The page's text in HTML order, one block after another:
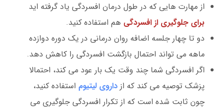
از مهارت هایی که در طول درمان افسردگی یاد گرفته اید
برای جلوگیری از افسردگی هم استفاده کنید.
دو تا چهار جلسه اضافه روان درمانی در یک دوره دوازده
ماهه می تواند احتمال بازگشت افسردگی را کاهش دهد.
اگر افسردگی شما چند وقت یک بار عود می کند، احتمالا
پزشک توصیه می کند که از داروی لیتیوم استفاده کنید،
چون ثابت شده است که از تکرار افسردگی جلوگیری می